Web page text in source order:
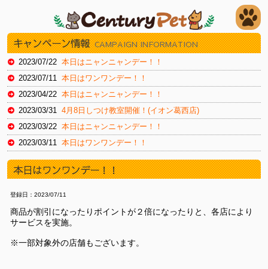
キャンペーン情報 CAMPAIGN INFORMATION
2023/07/22 本日はニャンニャンデー！！
2023/07/11 本日はワンワンデー！！
2023/04/22 本日はニャンニャンデー！！
2023/03/31 4月8日しつけ教室開催！(イオン葛西店)
2023/03/22 本日はニャンニャンデー！！
2023/03/11 本日はワンワンデー！！
2023/02/22本日はスーパーニャンニャンデー！
2023/02/11本日はワンワンデー！
2023/01/30 本日はイオンお客様感謝デー（新浦安店）
2023/01/20 本日はイオンお客様感謝デー（新浦安店）
2022/12/22本日はニャンニャンデー！
2022/12/16本日より12/27火までチラシセール！（湘南藤沢店）
本日はワンワンデー！！
登録日：2023/07/11
商品が割引になったりポイントが２倍になったりと、各店により
サービスを実施。
※一部対象外の店舗もございます。